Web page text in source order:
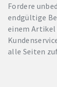
Fordere
endgültige
einem Artikel
alle Seiten